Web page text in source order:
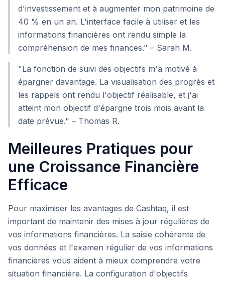
d'investissement et à augmenter mon patrimoine de
40 % en un an. L'interface facile à utiliser et les
informations financières ont rendu simple la
compréhension de mes finances." – Sarah M.
"La fonction de suivi des objectifs m'a motivé à
épargner davantage. La visualisation des progrès et
les rappels ont rendu l'objectif réalisable, et j'ai
atteint mon objectif d'épargne trois mois avant la
date prévue." – Thomas R.
Meilleures Pratiques pour
une Croissance Financière
Efficace
Pour maximiser les avantages de Cashtaq, il est
important de maintenir des mises à jour régulières de
vos informations financières. La saisie cohérente de
vos données et l'examen régulier de vos informations
financières vous aident à mieux comprendre votre
situation financière. La configuration d'objectifs